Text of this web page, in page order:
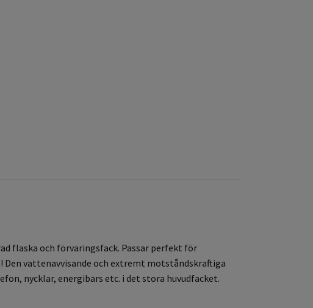
flaska och förvaringsfack. Passar perfekt för
Den vattenavvisande och extremt motståndskraftiga
nycklar, energibars etc. i det stora huvudfacket.